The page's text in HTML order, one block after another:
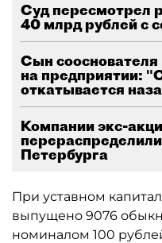
Суд пересмотрел
40 млрд рублей с
Сын
на предприятии:
откатывается
Компании экс-
Петербурга
При уставном
выпущено 9076
номиналом 100